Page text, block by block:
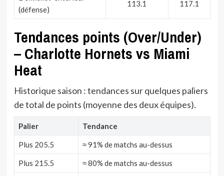
(défense)
113.1 117.1
Tendances points (Over/Under)
– Charlotte Hornets vs Miami
Heat
Historique saison : tendances sur quelques paliers
de total de points (moyenne des deux équipes).
Palier Tendance
Plus 205.5 ≈ 91% de matchs au-dessus
Plus 215.5 ≈ 80% de matchs au-dessus